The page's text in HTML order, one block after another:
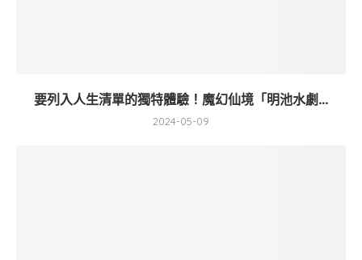
要列入人生清單的獨特體驗！魔幻仙境「明池水劇...
2024-05-09